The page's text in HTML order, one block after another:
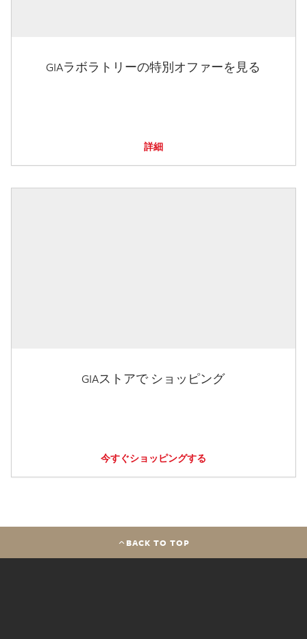
GIAラボラトリーの特別オファーを見る
詳細
GIAストアで ショッピング
今すぐショッピングする
BACK TO TOP